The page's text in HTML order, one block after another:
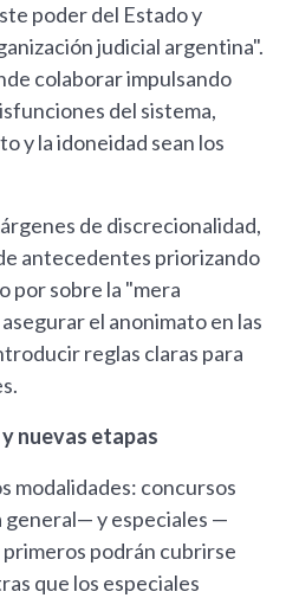
poder del Estado y
judicial argentina".
colaborar impulsando
del sistema,
y la idoneidad sean los
de discrecionalidad,
antecedentes priorizando
por sobre la "mera
el anonimato en las
reglas claras para
nuevas etapas
modalidades: concursos
y especiales —
podrán cubrirse
que los especiales